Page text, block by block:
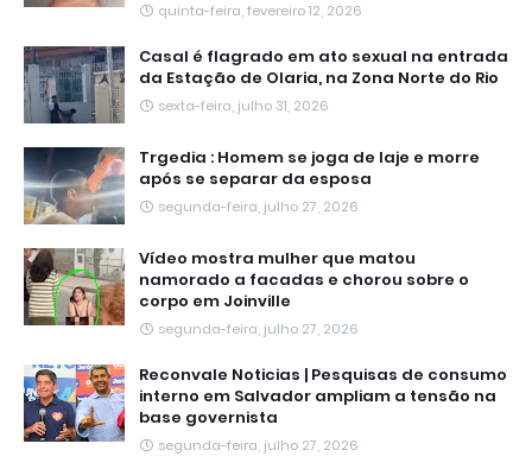
quinta-feira, fevereiro 12, 2026
Casal é flagrado em ato sexual na entrada
da Estação de Olaria, na Zona Norte do Rio
sexta-feira, julho 31, 2026
Trgedia : Homem se joga de laje e morre
após se separar da esposa
segunda-feira, julho 27, 2026
Vídeo mostra mulher que matou
namorado a facadas e chorou sobre o
corpo em Joinville
segunda-feira, julho 27, 2026
Reconvale Noticias | Pesquisas de consumo
interno em Salvador ampliam a tensão na
base governista
segunda-feira, julho 27, 2026